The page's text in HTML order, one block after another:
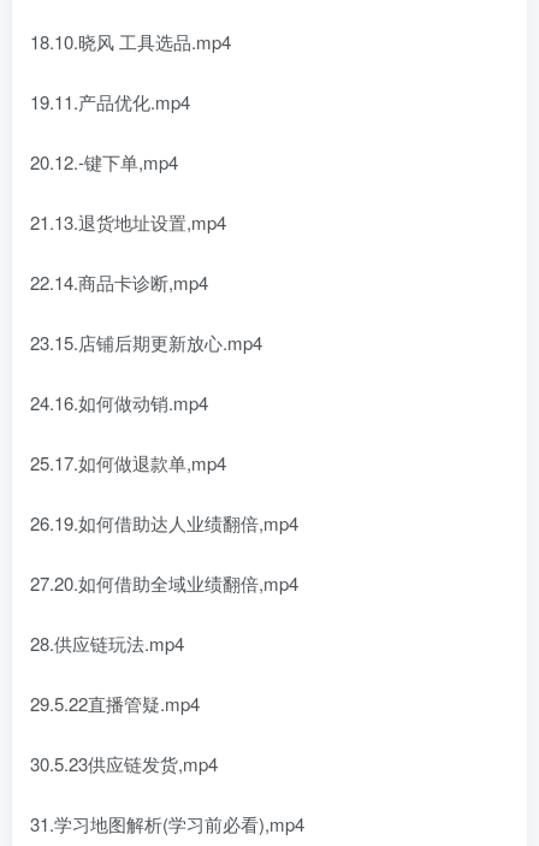
18.10.晓风 工具选品.mp4
19.11.产品优化.mp4
20.12.-键下单,mp4
21.13.退货地址设置,mp4
22.14.商品卡诊断,mp4
23.15.店铺后期更新放心.mp4
24.16.如何做动销.mp4
25.17.如何做退款单,mp4
26.19.如何借助达人业绩翻倍,mp4
27.20.如何借助全域业绩翻倍,mp4
28.供应链玩法.mp4
29.5.22直播管疑.mp4
30.5.23供应链发货,mp4
31.学习地图解析(学习前必看),mp4